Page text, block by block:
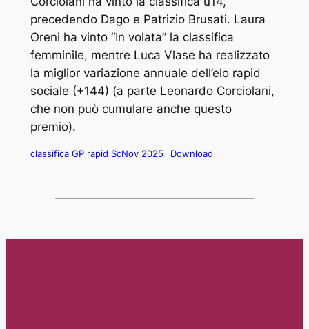
precedendo Dago e Patrizio Brusati. Laura
Oreni ha vinto “In volata” la classifica
femminile, mentre Luca Vlase ha realizzato
la miglior variazione annuale dell’elo rapid
sociale (+144) (a parte Leonardo Corciolani,
che non può cumulare anche questo
premio).
classifica GP rapid ScNov 2025 Download